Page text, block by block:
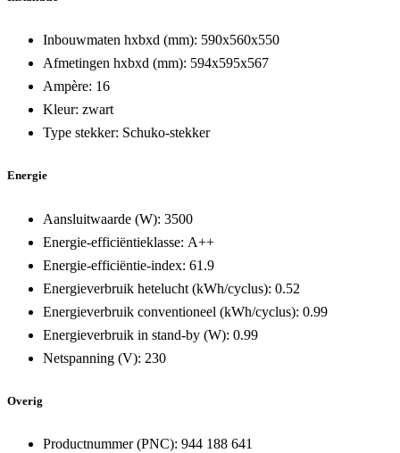
Inbouwmaten hxbxd (mm): 590x560x550
Afmetingen hxbxd (mm): 594x595x567
Ampère: 16
Kleur: zwart
Type stekker: Schuko-stekker
Energie
Aansluitwaarde (W): 3500
Energie-efficiëntieklasse: A++
Energie-efficiëntie-index: 61.9
Energieverbruik hetelucht (kWh/cyclus): 0.52
Energieverbruik conventioneel (kWh/cyclus): 0.99
Energieverbruik in stand-by (W): 0.99
Netspanning (V): 230
Overig
Productnummer (PNC): 944 188 641